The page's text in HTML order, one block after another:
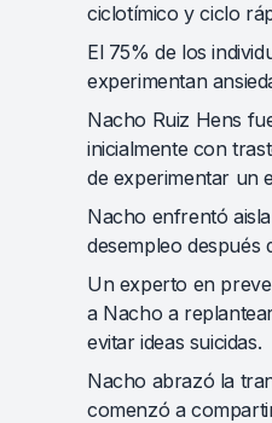
ciclotímico y ciclo
El 75% de los
experimentan
Nacho Ruiz Hens
inicialmente con
de experimentar un
Nacho enfrentó
desempleo después
Un experto en
a Nacho a
evitar ideas suicidas.
Nacho abrazó la
comenzó a